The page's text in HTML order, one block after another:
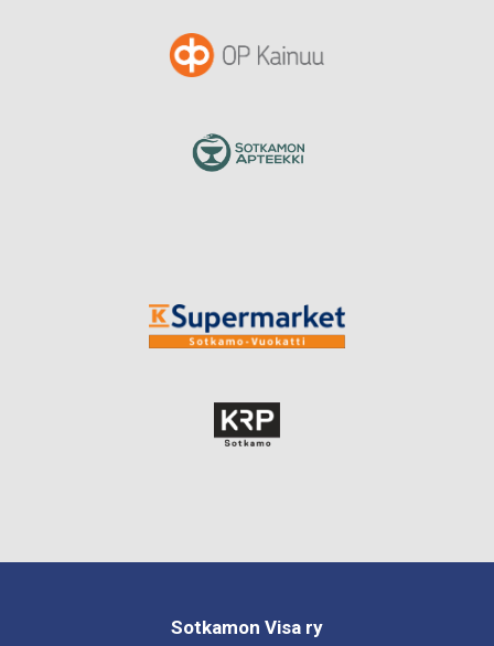
Sotkamon Visa ry